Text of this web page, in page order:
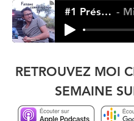
#1 Présentation
RETROUVEZ MOI
SEMAINE